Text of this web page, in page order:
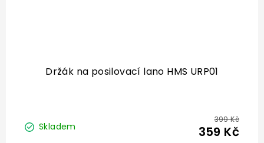
Držák na posilovací lano HMS URP01
Skladem
399 Kč
359 Kč